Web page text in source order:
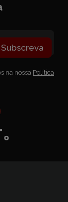
Subscreva
na nossa Política